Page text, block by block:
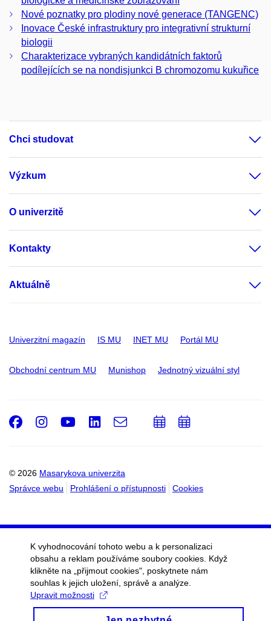
Nové poznatky pro plodiny nové generace (TANGENC)
Inovace České infrastruktury pro integrativní strukturní
biologii
Charakterizace vybraných kandidátních faktorů
podílejících se na nondisjunkci B chromozomu kukuřice
Chci studovat
Výzkum
O univerzitě
Kontakty
Aktuálně
Univerzitní magazín IS MU INET MU Portál MU
Obchodní centrum MU Munishop Jednotný vizuální styl
© 2026 Masarykova univerzita
Správce webu
Prohlášení o přístupnosti Cookies
Facebook
Instagram
Youtube
LinkedIn
e-
PřidatPřidat
K vyhodnocování tohoto webu a k personalizaci
obsahu a reklam používáme soubory cookies. Když
klikněte na „přijmout cookies", poskytnete nám
souhlas k jejich uložení, správě a analýze.
Upravit možnosti